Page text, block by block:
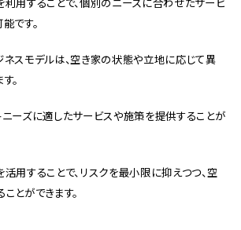
です。
スモデルは、空き家の状態や立地に応じて異
。
ーズに適したサービスや施策を提供することが
用することで、リスクを最小限に抑えつつ、空
とができます。